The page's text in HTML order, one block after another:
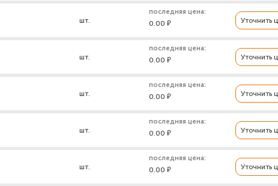
шт.
последняя цена:
0.00 ₽ Уточнить
шт.
последняя цена:
0.00 ₽ Уточнить
шт.
последняя цена:
0.00 ₽ Уточнить
шт.
последняя цена:
0.00 ₽ Уточнить
шт.
последняя цена:
0.00 ₽ Уточнить